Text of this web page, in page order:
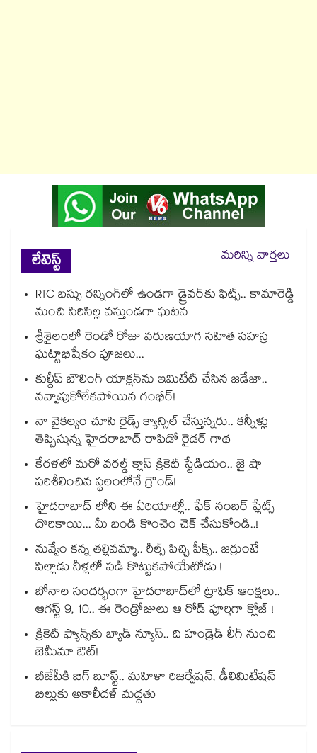
లేటెస్ట్
మరిన్ని వార్తలు
RTC బస్సు రన్నింగ్⁫లో ఉండగా డ్రైవర్‌కు ఫిట్స్.. కామారెడ్డి
నుంచి సిరిసిల్ల వస్తుండగా ఘటన
శ్రీశైలంలో రెండో రోజు వరుణయాగ సహిత సహస్ర
ఘట్టాభిషేకం పూజలు...
కుల్దీప్ బౌలింగ్ యాక్షన్‌ను ఇమిటేట్ చేసిన జడేజా..
నవ్వాపుకోలేకపోయిన గంభీర్!
నా వైకల్యం చూసి రైడ్స్ క్యాన్సిల్ చేస్తున్నరు.. కన్నీళ్లు
తెప్పిస్తున్న హైదరాబాద్ రాపిడో రైడర్ గాథ
కేరళలో మరో వరల్డ్ క్లాస్ క్రికెట్ స్టేడియం.. జై షా
పరిశీలించిన స్థలంలోనే గ్రౌండ్!
హైదరాబాద్ లోని ఈ ఏరియాల్లో.. ఫేక్ నంబర్ ప్లేట్స్
దొరికాయి... మీ బండి కొంచెం చెక్ చేసుకోండి..!
నువ్వేం కన్న తల్లివమ్మా.. రీల్స్ పిచ్చి పీక్స్.. జర్రుంటే
పిల్లాడు నీళ్లలో పడి కొట్టుకపోయేటోడు !
బోనాల సందర్భంగా హైదరాబాద్‌లో ట్రాఫిక్ ఆంక్షలు..
ఆగస్ట్ 9, 10.. ఈ రెండ్రోజులు ఆ రోడ్ పూర్తిగా క్లోజ్ !
క్రికెట్ ఫ్యాన్స్‌కు బ్యాడ్ న్యూస్.. ది హండ్రెడ్ లీగ్ నుంచి
జెమీమా ఔట్!
బీజేపీకి బిగ్ బూస్ట్.. మహిళా రిజర్వేషన్, డీలిమిటేషన్
బిల్లుకు అకాలీదళ్ మద్దతు